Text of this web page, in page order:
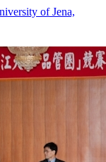
of Jena,